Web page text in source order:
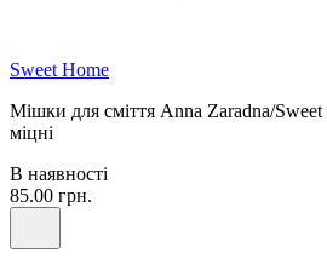
Sweet Home
Мішки для сміття Anna Zaradna/
міцні
В наявності
85.00 грн.